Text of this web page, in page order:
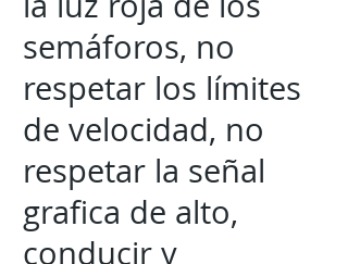
semáforos, no
respetar los límites
de velocidad, no
respetar la señal
grafica de alto,
conducir y